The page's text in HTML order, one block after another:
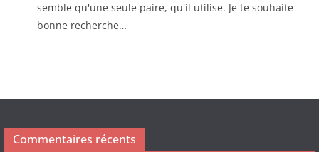
semble qu'une seule paire, qu'il utilise. Je te souhaite
bonne recherche…
Commentaires récents